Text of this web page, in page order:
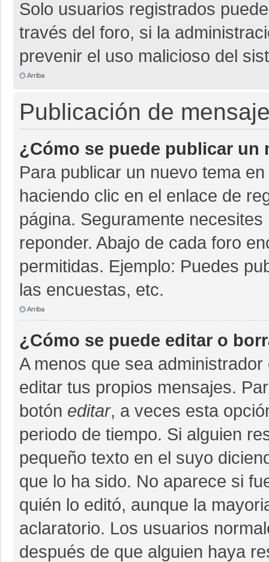
Solo usuarios registrados
través del foro, si la
prevenir el uso malicioso del
Arriba
Publicación de
¿Cómo se puede publicar un
Para publicar un nuevo tema
haciendo clic en el enlace de
página. Seguramente
reponder. Abajo de cada foro
permitidas. Ejemplo: Puedes
las encuestas, etc.
Arriba
¿Cómo se puede editar o
A menos que sea
editar tus propios mensajes.
botón editar, a veces esta
periodo de tiempo. Si alguien
pequeño texto en el suyo
que lo ha sido. No aparece si
quién lo editó, aunque la
aclaratorio. Los usuarios
después de que alguien haya